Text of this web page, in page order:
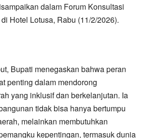
dalam Forum Konsultasi
Hotel Lotusa, Rabu (11/2/2026).
Bupati menegaskan bahwa peran
penting dalam mendorong
yang inklusif dan berkelanjutan. Ia
tidak bisa hanya bertumpu
melainkan membutuhkan
kepentingan, termasuk dunia